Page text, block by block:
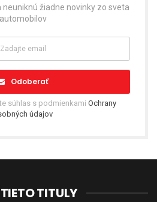
neuniknú žiadne novinky zo sveta
automobilov
Odoberať
súhlas s podmienkami Ochrany
údajov
TITULY